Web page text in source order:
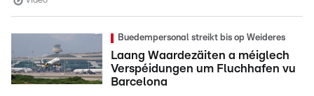
Buedempersonal streikt bis op Weideres
Laang Waardezäiten a méiglech
Verspéidungen um Fluchhafen vu
Barcelona